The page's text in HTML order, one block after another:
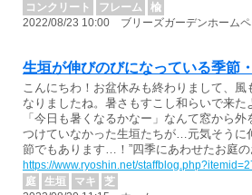
コンクリート
フレーム
楡
2022/08/23 10:00 ブリーズガーデンホームペ
生垣が伸びのびになっている季節
こんにちわ！お盆休みも終わりまして、風
なりましたね。暑さもすこし和らいで来た
「今日も暑くなるかなー」なんて窓から
つけていなかった生垣たちが…元気そうに
節でもあります…！”四季にあわせたお庭の
https://www.ryoshin.net/
庭
生垣 マキ
芝